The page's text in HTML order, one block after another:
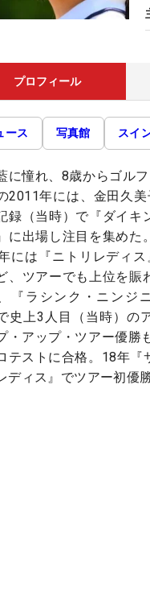
プロフィール
ース 写真館 スイ
に憧れ、8歳からゴル
2011年には、金田久
録（当時）で『ダイキ
に出場し注目を集めた
には『ニトリレディ
、ツアーでも上位を賑
『ラシンク・ニンジ
史上3人目（当時）の
・アップ・ツアー優勝
テストに合格。18年『
ディス』でツアー初優